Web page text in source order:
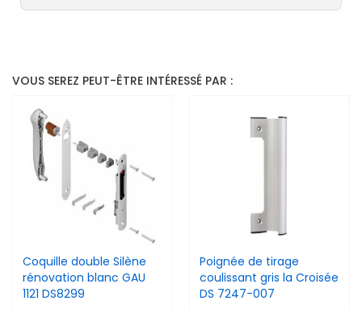
VOUS SEREZ PEUT-ÊTRE INTÉRESSÉ PAR :
Coquille double Silène
rénovation blanc GAU
1121 DS8299
Poignée de tirage
coulissant gris la Croisée
DS 7247-007